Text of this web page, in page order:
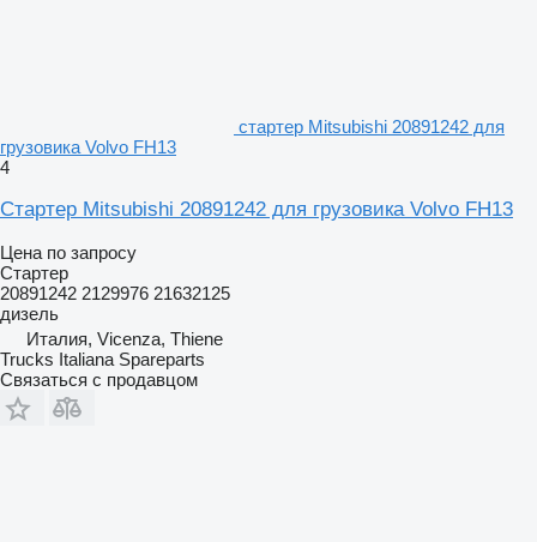
стартер Mitsubishi 20891242 для
грузовика Volvo FH13
4
Стартер Mitsubishi 20891242 для грузовика Volvo FH13
Цена по запросу
Стартер
20891242 2129976 21632125
дизель
Италия, Vicenza, Thiene
Trucks Italiana Spareparts
Связаться с продавцом